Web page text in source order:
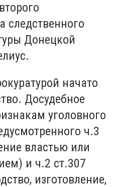
следственного
Донецкой
начато
Досудебное
уголовного
ч.3
властью или
и ч.2 ст.307
изготовление,